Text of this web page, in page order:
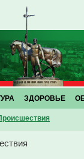
ЗДОРОВЬЕ